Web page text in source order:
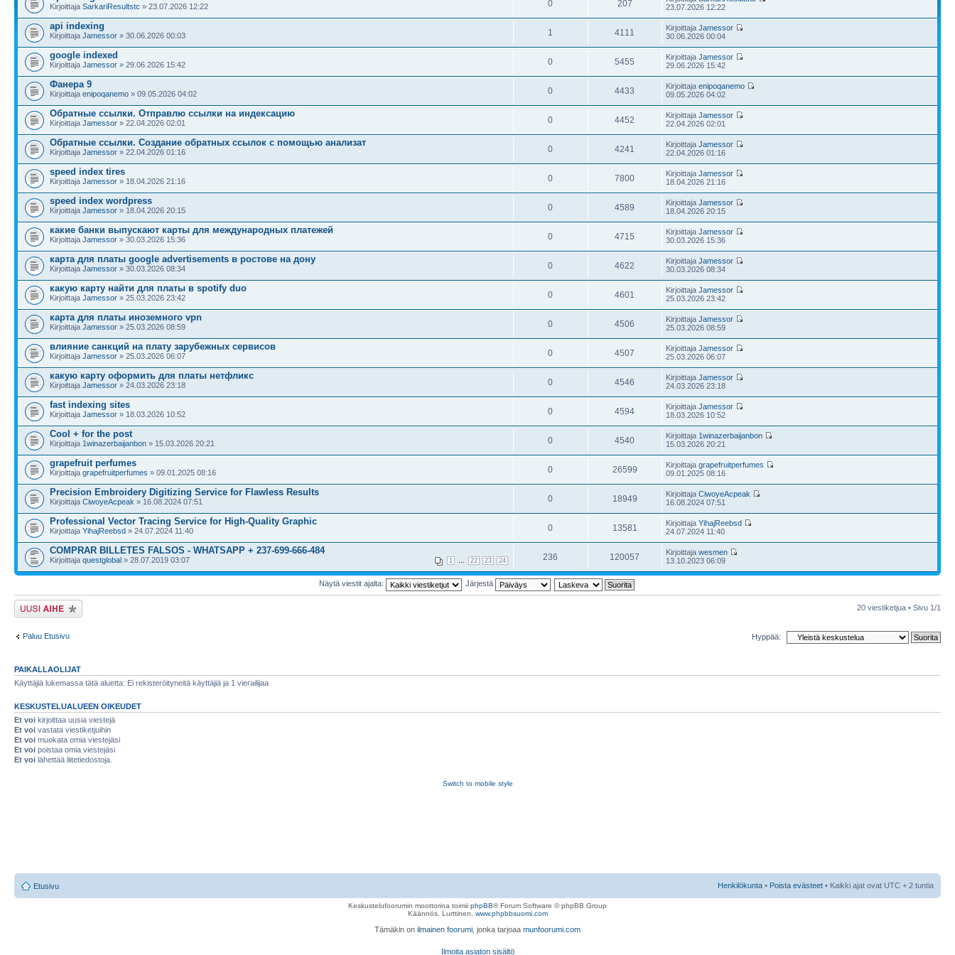
Kirjoittaja SarkariResultstc » 23.07.2026 12:22 0 207
23.07.2026 12:22
api indexing
Kirjoittaja Jamessor » 30.06.2026 00:03 1 4111 KirjoittajaJamessor
30.06.2026 00:04
google indexed
Kirjoittaja Jamessor » 29.06.2026 15:42 0 5455 KirjoittajaJamessor
29.06.2026 15:42
Фанера 9
Kirjoittaja enipoqanemo » 09.05.2026 04:02 0 4433 Kirjoittajaenipoqanemo
09.05.2026 04:02
Обратные ссылки. Отправлю ссылки на индексацию
Kirjoittaja Jamessor » 22.04.2026 02:01 0 4452 KirjoittajaJamessor
22.04.2026 02:01
Обратные ссылки. Создание обратных ссылок с помощью анализат
Kirjoittaja Jamessor » 22.04.2026 01:16 0 4241 KirjoittajaJamessor
22.04.2026 01:16
speed index tires
Kirjoittaja Jamessor » 18.04.2026 21:16 0 7800 KirjoittajaJamessor
18.04.2026 21:16
speed index wordpress
Kirjoittaja Jamessor » 18.04.2026 20:15 0 4589 KirjoittajaJamessor
18.04.2026 20:15
какие банки выпускают карты для международных платежей
Kirjoittaja Jamessor » 30.03.2026 15:36 0 4715 KirjoittajaJamessor
30.03.2026 15:36
карта для платы google advertisements в ростове на дону
Kirjoittaja Jamessor » 30.03.2026 08:34 0 4622 KirjoittajaJamessor
30.03.2026 08:34
какую карту найти для платы в spotify duo
Kirjoittaja Jamessor » 25.03.2026 23:42 0 4601 KirjoittajaJamessor
25.03.2026 23:42
карта для платы иноземного vpn
Kirjoittaja Jamessor » 25.03.2026 08:59 0 4506 KirjoittajaJamessor
25.03.2026 08:59
влияние санкций на плату зарубежных сервисов
Kirjoittaja Jamessor » 25.03.2026 06:07 0 4507 KirjoittajaJamessor
25.03.2026 06:07
какую карту оформить для платы нетфликс
Kirjoittaja Jamessor » 24.03.2026 23:18 0 4546 KirjoittajaJamessor
24.03.2026 23:18
fast indexing sites
Kirjoittaja Jamessor » 18.03.2026 10:52 0 4594 KirjoittajaJamessor
18.03.2026 10:52
Cool + for the post
Kirjoittaja 1winazerbaijanbon » 15.03.2026 20:21 0 4540 Kirjoittaja 1winazerbaijanbon
15.03.2026 20:21
grapefruit perfumes
Kirjoittaja grapefruitperfumes » 09.01.2025 08:16 0 26599 Kirjoittajagrapefruitperfumes
09.01.2025 08:16
Precision Embroidery Digitizing Service for Flawless Results
Kirjoittaja CiwoyeAcpeak » 16.08.2024 07:51 0 18949 KirjoittajaCiwoyeAcpeak
16.08.2024 07:51
Professional Vector Tracing Service for High-Quality Graphic
Kirjoittaja YihajReebsd » 24.07.2024 11:40 0 13581 KirjoittajaYihajReebsd
24.07.2024 11:40
COMPRAR BILLETES FALSOS - WHATSAPP + 237-699-666-484
1 22 23 24
Kirjoittaja questglobal » 28.07.2019 03:07 236 120057 Kirjoittajawesmen
13.10.2023 06:09
Näytä viestit ajalta: Järjestä
Lähetä uusi viesti 20 viestiketjua • Sivu 1/1
Paluu Etusivu Hyppää:
PAIKALLAOLIJAT
Käyttäjiä lukemassa tätä aluetta: Ei rekisteröityneitä käyttäjiä ja 1 vierailijaa
KESKUSTELUALUEEN OIKEUDET
Et voi kirjoittaa uusia viestejä
Et voi vastata viestiketjuihin
Et voi muokata omia viestejäsi
Et voi poistaa omia viestejäsi
Et voi lähettää liitetiedostoja.
Switch to mobile style
Etusivu Henkilökunta • Poista evästeet • Kaikki ajat ovat UTC + 2 tuntia
Keskustelufoorumin moottorina toimii phpBB® Forum Software © phpBB Group
Käännös, Lurttinen, www.phpbbsuomi.com
Tämäkin on ilmainen foorumi , jonka tarjoaa munfoorumi.com
Ilmoita asiaton sisältö